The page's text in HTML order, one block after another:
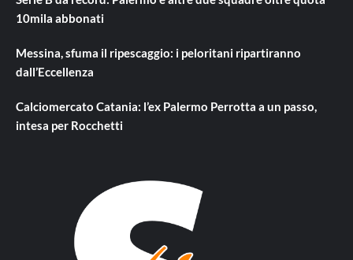
10mila abbonati
Messina, sfuma il ripescaggio: i peloritani ripartiranno
dall’Eccellenza
Calciomercato Catania: l’ex Palermo Perrotta a un passo,
intesa per Rocchetti